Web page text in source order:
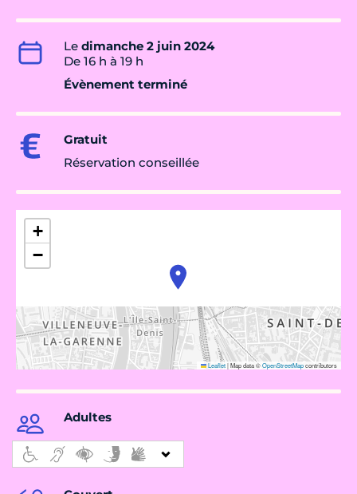
Le dimanche 2 juin 2024
De 16 h à 19 h
Évènement terminé
Gratuit
Réservation conseillée
+
−
Leaflet|Map data ©OpenStreetMapcontributors
Adultes